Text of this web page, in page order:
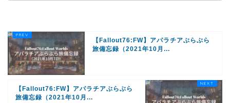
【Fallout76:FW】アパラチアぶらぶら
旅備忘録（2021年10月...
【Fallout76:FW】アパラチアぶらぶら
旅備忘録（2021年10月...